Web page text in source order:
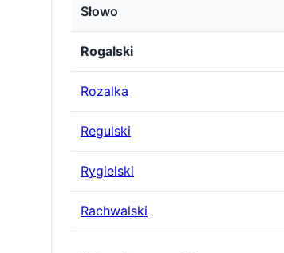
Słowo
Rogalski
Rozalka
Regulski
Rygielski
Rachwalski